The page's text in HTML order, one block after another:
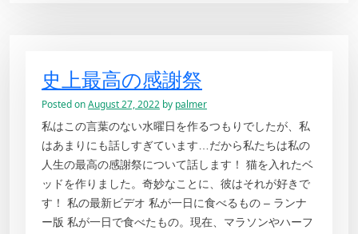
史上最高の感謝祭
Posted onAugust 27, 2022 by palmer
私はこの言葉のない水曜日を作るつもりでしたが、私
はあまりにも話しすぎています…だから私たちは私の
人生の最高の感謝祭について話します！ 猫を入れたベ
ッドを作りました。奇妙なことに、彼はそれが好きで
す！ 私の最新ビデオ 私が一日に食べるもの – ランナ
ー版 私が一日で食べたもの。現在、マラソンやハーフ